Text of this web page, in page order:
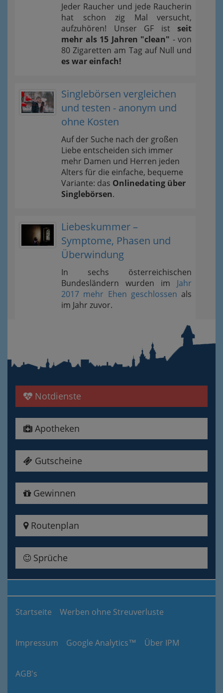
Jeder Raucher und jede Raucherin
hat schon zig Mal versucht,
aufzuhören! Unser GF ist seit
mehr als 15 Jahren "clean" - von
80 Zigaretten am Tag auf Null und
es war einfach!
Singlebörsen vergleichen
und testen - anonym und
ohne Kosten
Auf der Suche nach der großen
Liebe entscheiden sich immer
mehr Damen und Herren jeden
Alters für die einfache, bequeme
Variante: das Onlinedating über
Singlebörsen.
Liebeskummer –
Symptome, Phasen und
Überwindung
In sechs österreichischen
Bundesländern wurden im Jahr
2017 mehr Ehen geschlossen als
im Jahr zuvor.
Notdienste
Apotheken
Gutscheine
Gewinnen
Routenplan
Sprüche
Startseite Werben ohne Streuverluste
Impressum Google Analytics™ Über IPM
AGB's